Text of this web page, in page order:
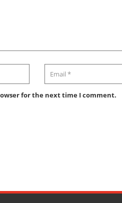
for the next time I comment.